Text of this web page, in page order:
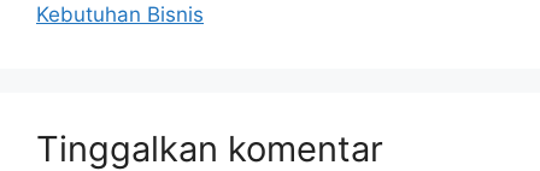
Kebutuhan Bisnis
Tinggalkan komentar